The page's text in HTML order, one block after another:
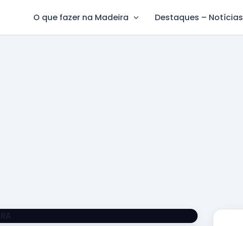
O que fazer na Madeira Destaques – Notícias